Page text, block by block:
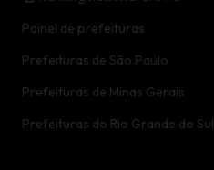
Painel de prefeituras
Prefeituras de São Paulo
Prefeituras de Minas Gerais
Prefeituras do Rio Grande do Sul